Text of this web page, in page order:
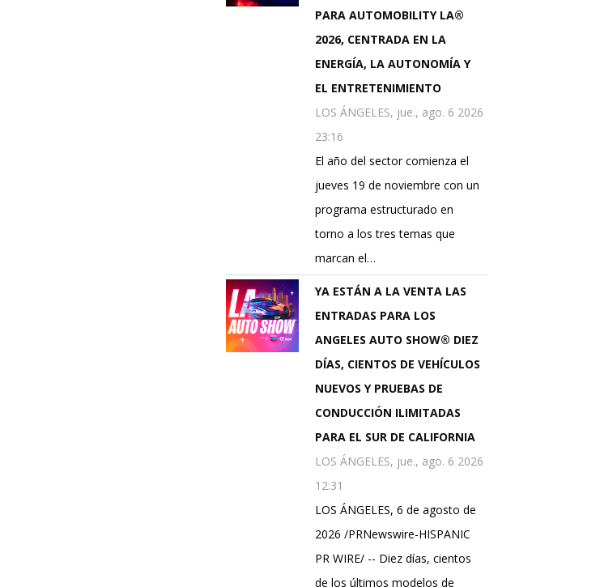
PARA AUTOMOBILITY LA®
2026, CENTRADA EN LA
ENERGÍA, LA AUTONOMÍA Y
EL ENTRETENIMIENTO
LOS ÁNGELES, jue., ago. 6 2026
23:16
El año del sector comienza el
jueves 19 de noviembre con un
programa estructurado en
torno a los tres temas que
marcan el…
YA ESTÁN A LA VENTA LAS
ENTRADAS PARA LOS
ANGELES AUTO SHOW® DIEZ
DÍAS, CIENTOS DE VEHÍCULOS
NUEVOS Y PRUEBAS DE
CONDUCCIÓN ILIMITADAS
PARA EL SUR DE CALIFORNIA
LOS ÁNGELES, jue., ago. 6 2026
12:31
LOS ÁNGELES, 6 de agosto de
2026 /PRNewswire-HISPANIC
PR WIRE/ -- Diez días, cientos
de los últimos modelos de